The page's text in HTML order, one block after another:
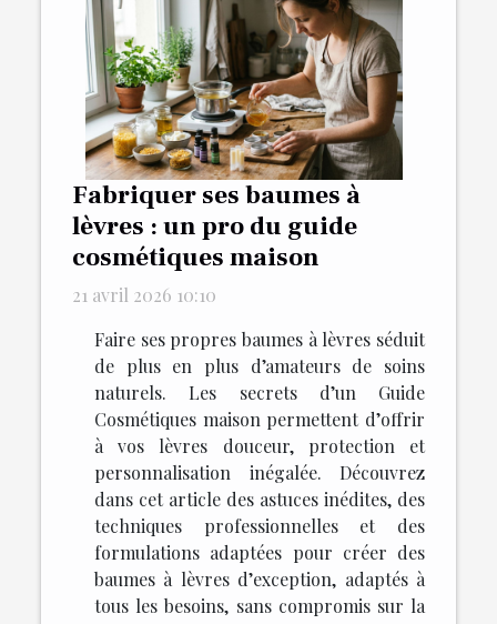
Fabriquer ses baumes à
lèvres : un pro du guide
cosmétiques maison
21 avril 2026 10:10
Faire ses propres baumes à lèvres séduit
de plus en plus d’amateurs de soins
naturels. Les secrets d’un Guide
Cosmétiques maison permettent d’offrir
à vos lèvres douceur, protection et
personnalisation inégalée. Découvrez
dans cet article des astuces inédites, des
techniques professionnelles et des
formulations adaptées pour créer des
baumes à lèvres d’exception, adaptés à
tous les besoins, sans compromis sur la